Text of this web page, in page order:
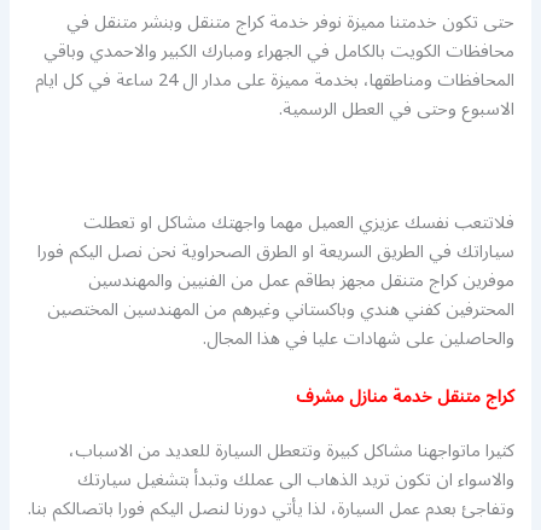
حتى تكون خدمتنا مميزة نوفر خدمة كراج متنقل وبنشر متنقل في
محافظات الكويت بالكامل في الجهراء ومبارك الكبير والاحمدي وباقي
المحافظات ومناطقها، بخدمة مميزة على مدار ال 24 ساعة في كل ايام
الاسبوع وحتى في العطل الرسمية.
فلاتتعب نفسك عزيزي العميل مهما واجهتك مشاكل او تعطلت
سياراتك في الطريق السريعة او الطرق الصحراوية نحن نصل اليكم فورا
موفرين كراج متنقل مجهز بطاقم عمل من الفنيين والمهندسين
المحترفين كفني هندي وباكستاني وغيرهم من المهندسين المختصين
والحاصلين على شهادات عليا في هذا المجال.
كراج متنقل خدمة منازل مشرف
كثيرا ماتواجهنا مشاكل كبيرة وتتعطل السيارة للعديد من الاسباب،
والاسواء ان تكون تريد الذهاب الى عملك وتبدأ بتشغيل سيارتك
وتفاجئ بعدم عمل السيارة، لذا يأتي دورنا لنصل اليكم فورا باتصالكم بنا.